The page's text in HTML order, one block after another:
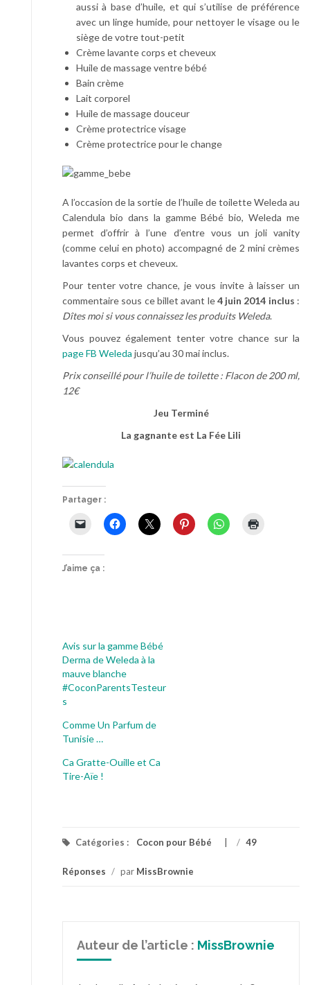
aussi à base d’huile, et qui s’utilise de préférence
avec un linge humide, pour nettoyer le visage ou le
siège de votre tout-petit
Crème lavante corps et cheveux
Huile de massage ventre bébé
Bain crème
Lait corporel
Huile de massage douceur
Crème protectrice visage
Crème protectrice pour le change
A l’occasion de la sortie de l’huile de toilette Weleda au
Calendula bio dans la gamme Bébé bio, Weleda me
permet d’offrir à l’une d’entre vous un joli vanity
(comme celui en photo) accompagné de 2 mini crèmes
lavantes corps et cheveux.
Pour tenter votre chance, je vous invite à laisser un
commentaire sous ce billet avant le4 juin 2014 inclus :
Dîtes moi si vous connaissez les produits Weleda.
Vous pouvez également tenter votre chance sur la
page FB Weleda jusqu’au 30 mai inclus.
Prix conseillé pour l’huile de toilette : Flacon de 200 ml,
12€
Jeu Terminé
La gagnante est La Fée Lili
Partager :
J’aime ça :
Avis sur la gamme Bébé
Derma de Weleda à la
mauve blanche
#CoconParentsTesteur
s
Comme Un Parfum de
Tunisie …
Ca Gratte-Ouille et Ca
Tire-Aïe !
Catégories : Cocon pour Bébé / 49
Réponses / par MissBrownie
Auteur de l’article : MissBrownie